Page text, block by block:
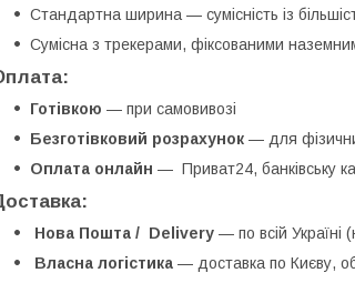
Стандартна ширина — сумісність із
Сумісна з трекерами, фіксованими
Готівкою — при самовивозі
Безготівковий розрахунок — для
Оплата онлайн — Приват24, банківську
Нова Пошта / Delivery — по всій Україні
Власна логістика — доставка по Києву,